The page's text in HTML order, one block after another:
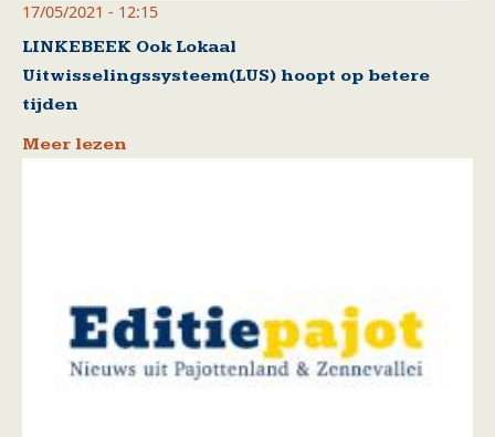
17/05/2021 - 12:15
LINKEBEEK Ook Lokaal
Uitwisselingssysteem(LUS) hoopt op betere
tijden
Meer lezen